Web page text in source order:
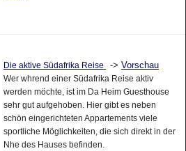
Die aktive Südafrika Reise -> Vorschau
Wer whrend einer Südafrika Reise aktiv
werden möchte, ist im Da Heim Guesthouse
sehr gut aufgehoben. Hier gibt es neben
schön eingerichteten Appartements viele
sportliche Möglichkeiten, die sich direkt in der
Nhe des Hauses befinden.